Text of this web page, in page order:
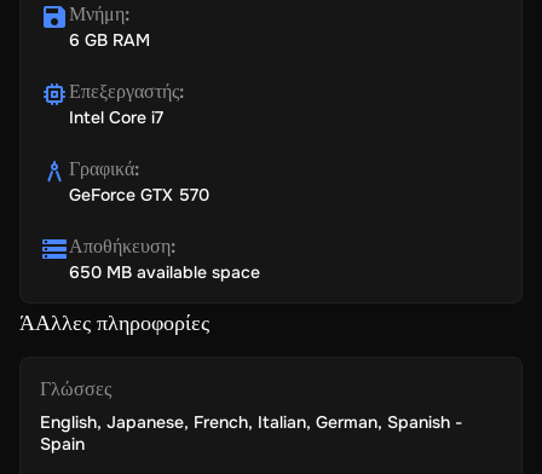
Μνήμη:
6 GB RAM
Επεξεργαστής:
Intel Core i7
Γραφικά:
GeForce GTX 570
Αποθήκευση:
650 MB available space
ΆΑλλες πληροφορίες
Γλώσσες
English, Japanese, French, Italian, German, Spanish -
Spain